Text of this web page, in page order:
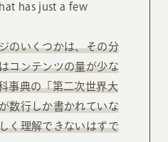
has just a few
のいくつかは、その分
コンテンツの量が少な
事典の「第二次世界大
数行しか書かれていな
く理解できないはずで